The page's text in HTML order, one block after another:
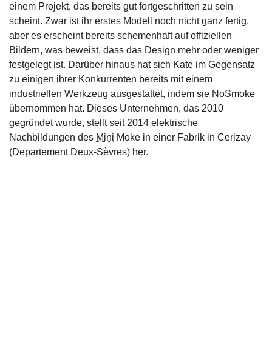
einem Projekt, das bereits gut fortgeschritten zu sein
scheint. Zwar ist ihr erstes Modell noch nicht ganz fertig,
aber es erscheint bereits schemenhaft auf offiziellen
Bildern, was beweist, dass das Design mehr oder weniger
festgelegt ist. Darüber hinaus hat sich Kate im Gegensatz
zu einigen ihrer Konkurrenten bereits mit einem
industriellen Werkzeug ausgestattet, indem sie NoSmoke
übernommen hat. Dieses Unternehmen, das 2010
gegründet wurde, stellt seit 2014 elektrische
Nachbildungen des Mini Moke in einer Fabrik in Cerizay
(Departement Deux-Sèvres) her.